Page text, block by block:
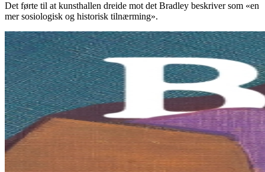
Det førte til at kunsthallen dreide mot det Bradley beskriver som «en
mer sosiologisk og historisk tilnærming».